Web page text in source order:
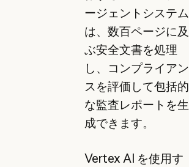
ージェントシステム
は、数百ページに及
ぶ安全文書を処理
し、コンプライアン
スを評価して包括的
な監査レポートを生
成できます。
Vertex AI を使用す